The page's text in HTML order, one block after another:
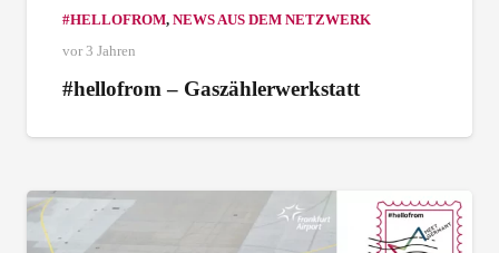
#HELLOFROM, NEWS AUS DEM NETZWERK
vor 3 Jahren
#hellofrom – Gaszählerwerkstatt